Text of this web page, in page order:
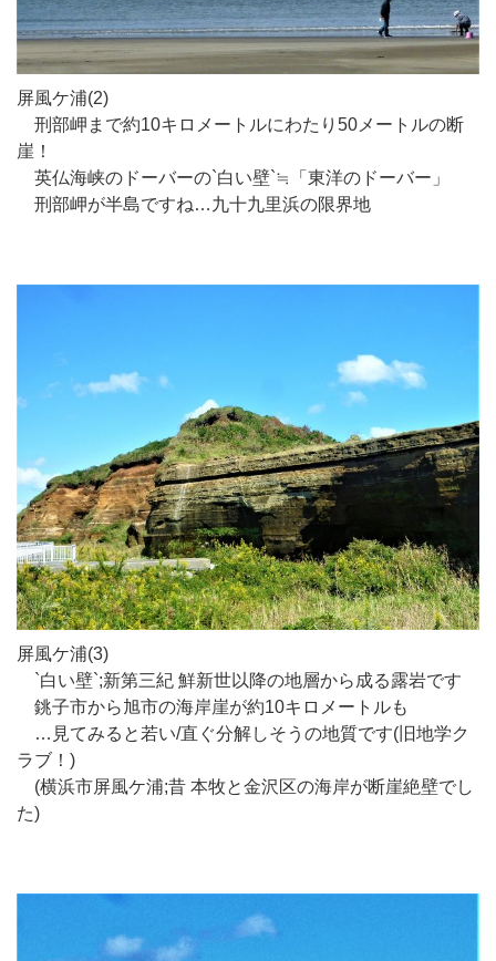
屏風ケ浦(2)
刑部岬まで約10キロメートルにわたり50メートルの断
崖！
英仏海峡のドーバーの`白い壁`≒「東洋のドーバー」
刑部岬が半島ですね…九十九里浜の限界地
屏風ケ浦(3)
`白い壁`;新第三紀 鮮新世以降の地層から成る露岩です
銚子市から旭市の海岸崖が約10キロメートルも
…見てみると若い/直ぐ分解しそうの地質です(旧地学ク
ラブ！)
(横浜市屏風ケ浦;昔 本牧と金沢区の海岸が断崖絶壁でし
た)